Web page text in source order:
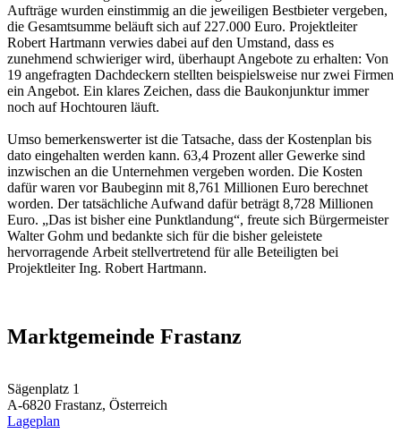
Aufträge wurden einstimmig an die jeweiligen Bestbieter vergeben,
die Gesamtsumme beläuft sich auf 227.000 Euro. Projektleiter
Robert Hartmann verwies dabei auf den Umstand, dass es
zunehmend schwieriger wird, überhaupt Angebote zu erhalten: Von
19 angefragten Dachdeckern stellten beispielsweise nur zwei Firmen
ein Angebot. Ein klares Zeichen, dass die Baukonjunktur immer
noch auf Hochtouren läuft.
Umso bemerkenswerter ist die Tatsache, dass der Kostenplan bis
dato eingehalten werden kann. 63,4 Prozent aller Gewerke sind
inzwischen an die Unternehmen vergeben worden. Die Kosten
dafür waren vor Baubeginn mit 8,761 Millionen Euro berechnet
worden. Der tatsächliche Aufwand dafür beträgt 8,728 Millionen
Euro. „Das ist bisher eine Punktlandung“, freute sich Bürgermeister
Walter Gohm und bedankte sich für die bisher geleistete
hervorragende Arbeit stellvertretend für alle Beteiligten bei
Projektleiter Ing. Robert Hartmann.
Marktgemeinde Frastanz
Sägenplatz 1
A-6820 Frastanz, Österreich
Lageplan